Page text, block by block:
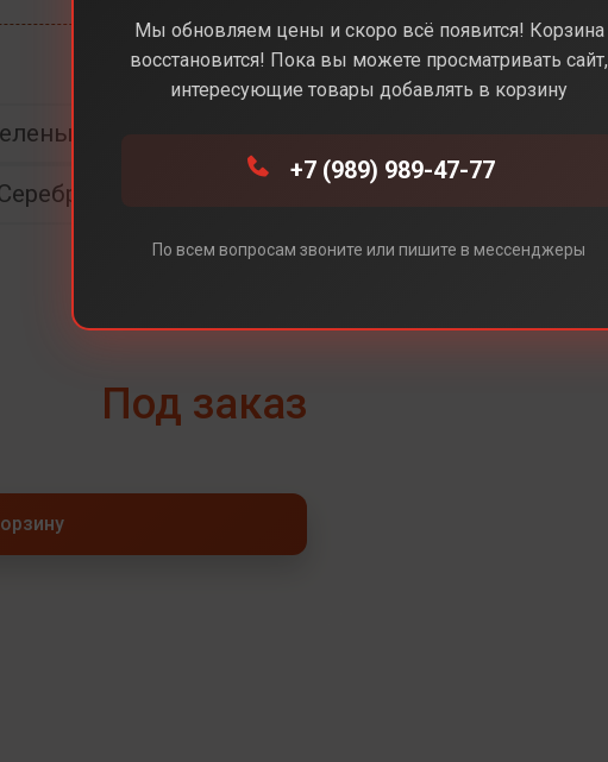
Под заказ
Мы обновляем цены и скоро всё появится! Корзина
восстановится! Пока вы можете просматривать сайт,
интересующие товары добавлять в корзину
+7 (989) 989-47-77
По всем вопросам звоните или пишите в мессенджеры